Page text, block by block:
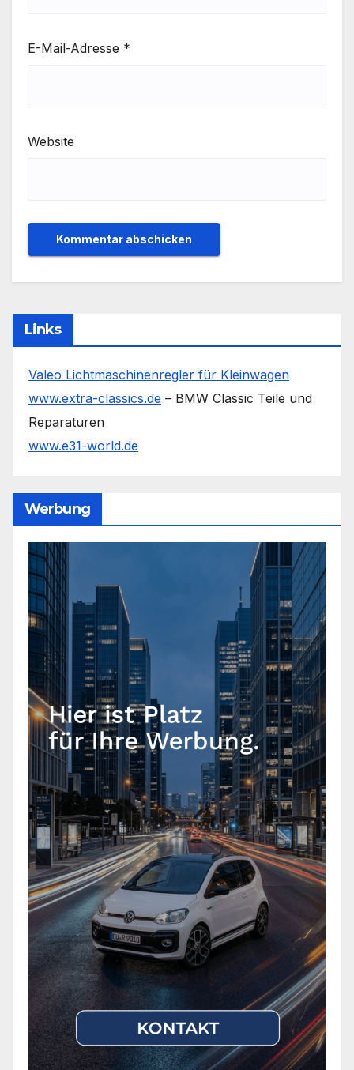
E-Mail-Adresse *
Website
Links
Valeo Lichtmaschinenregler für Kleinwagen
www.extra-classics.de – BMW Classic Teile und
Reparaturen
www.e31-world.de
Werbung